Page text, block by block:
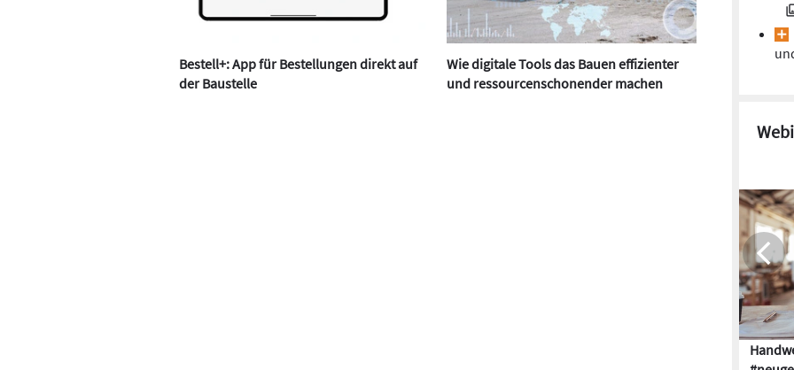
Bestell+: App für Bestellungen direkt auf
der Baustelle
Wie digitale Tools das Bauen effizienter
und ressourcenschonender machen